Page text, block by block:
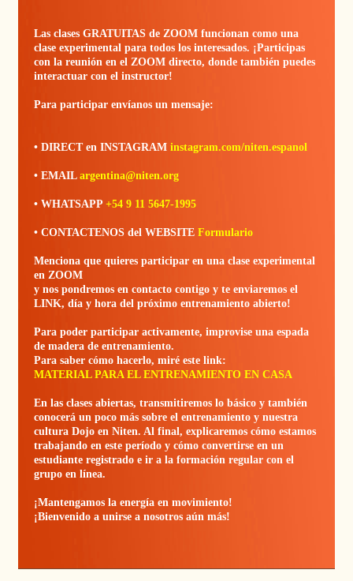
Las clases GRATUITAS de ZOOM funcionan como una
clase experimental para todos los interesados. ¡Participas
con la reunión en el ZOOM directo, donde también puedes
interactuar con el instructor!
Para participar envíanos un mensaje:
• DIRECT en INSTAGRAM instagram.com/niten.espanol
• EMAIL argentina@niten.org
• WHATSAPP +54 9 11 5647-1995
• CONTACTENOS del WEBSITE Formulario
Menciona que quieres participar en una clase experimental
en ZOOM
y nos pondremos en contacto contigo y te enviaremos el
LINK, día y hora del próximo entrenamiento abierto!
Para poder participar activamente, improvise una espada
de madera de entrenamiento.
Para saber cómo hacerlo, miré este link:
MATERIAL PARA EL ENTRENAMIENTO EN CASA
En las clases abiertas, transmitiremos lo básico y también
conocerá un poco más sobre el entrenamiento y nuestra
cultura Dojo en Niten. Al final, explicaremos cómo estamos
trabajando en este período y cómo convertirse en un
estudiante registrado e ir a la formación regular con el
grupo en línea.
¡Mantengamos la energía en movimiento!
¡Bienvenido a unirse a nosotros aún más!